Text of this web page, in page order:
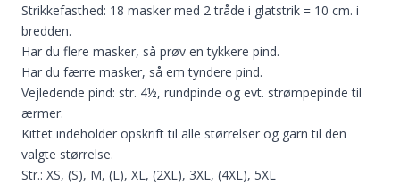
Strikkefasthed: 18 masker med 2 tråde i glatstrik = 10 cm. i
bredden.
Har du flere masker, så prøv en tykkere pind.
Har du færre masker, så em tyndere pind.
Vejledende pind: str. 4½, rundpinde og evt. strømpepinde til
ærmer.
Kittet indeholder opskrift til alle størrelser og garn til den
valgte størrelse.
Str.: XS, (S), M, (L), XL, (2XL), 3XL, (4XL), 5XL